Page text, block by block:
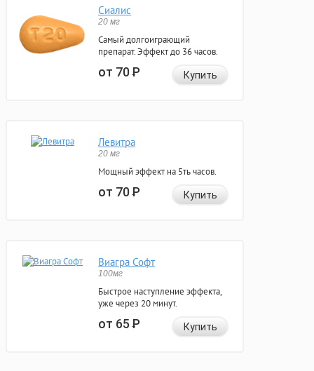
Сиалис
20 мг
Самый долгоиграющий
препарат. Эффект до 36 часов.
от 70Р Купить
Левитра
20 мг
Мощный эффект на 5ть часов.
от 70Р Купить
Виагра Софт
100мг
Быстрое наступление эффекта,
уже через 20 минут.
от 65Р Купить